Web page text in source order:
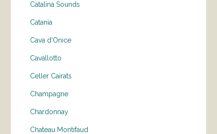
Catalina Sounds
Catania
Cava d'Onice
Cavallotto
Celler Cairats
Champagne
Chardonnay
Chateau Montifaud